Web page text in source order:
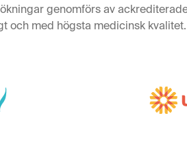
genomförs av
och med högsta medicinsk kvalitet.